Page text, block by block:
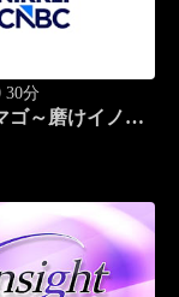
30分
ゴ～磨けイノベ